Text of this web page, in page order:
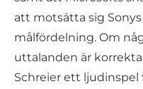
att motsätta sig
målfördelning. Om
uttalanden är
Schreier ett ljudinspel